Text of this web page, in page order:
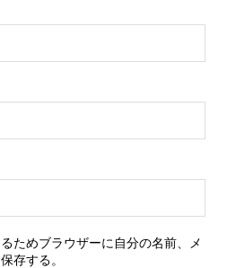
ためブラウザーに自分の名前、メ
存する。